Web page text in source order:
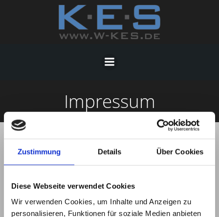
Zustimmung Details Über Cookies
Diese Webseite verwendet Cookies
Wir verwenden Cookies, um Inhalte und Anzeigen zu
personalisieren, Funktionen für soziale Medien anbieten
Zum
Inhalt
springen
Impressum
Anbieter
Klaus Eichhorn Steuerungstechnik
Linderhauser Str. 124
42279 Wuppertal